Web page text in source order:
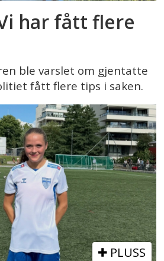
har fått flere
ble varslet om gjentatte
fått flere tips i saken.
PLUSS